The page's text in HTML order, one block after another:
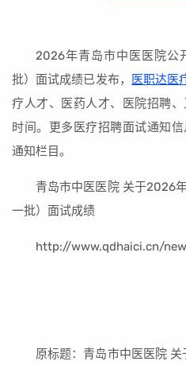
2026年青岛市中医医院公
批）面试成绩已发布，
医职达医
疗人才、医药人才、医院招聘
时间。更多医疗招聘面试通知
通知栏目。
青岛市中医医院 关于2026
一批）面试成绩
http://www.qdhaici.cn/
原标题：青岛市中医医院